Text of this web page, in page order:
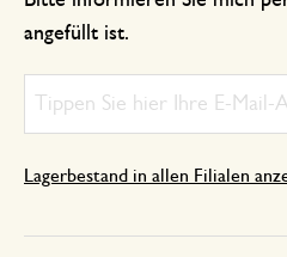
angefüllt ist.
Lagerbestand in allen Filialen